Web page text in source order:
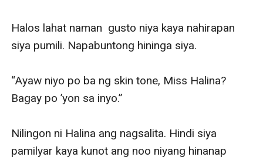
Halos lahat naman  gusto niya kaya nahirapan
siya pumili. Napabuntong hininga siya.
“Ayaw niyo po ba ng skin tone, Miss Halina?
Bagay po ’yon sa inyo.”
Nilingon ni Halina ang nagsalita. Hindi siya
pamilyar kaya kunot ang noo niyang hinanap